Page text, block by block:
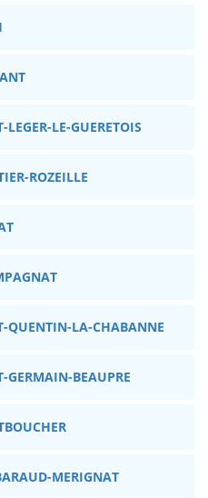
LE-GUERETOIS
ROZEILLE
LA-CHABANNE
BEAUPRE
MERIGNAT